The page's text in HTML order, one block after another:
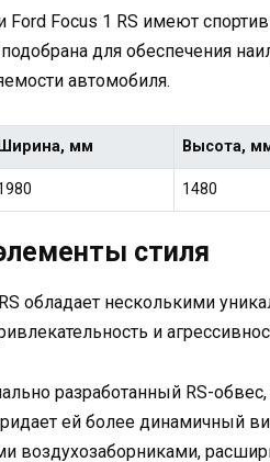
Ford Focus 1 RS имеют
для обеспечения
автомобиля.
Ширина, мм Высота,
1480
стиля
обладает несколькими
и
разработанный RS-
ей более динамичный
воздухозаборниками,